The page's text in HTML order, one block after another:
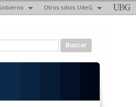
Otros sitios UdeG
de búsqueda